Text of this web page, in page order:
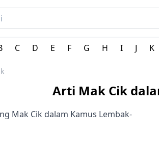
Kamus Bahasa Daerah Indonesia
C D E F G H I J K
Arti Mak Cik
Mak Cik dalam Kamus Lembak-